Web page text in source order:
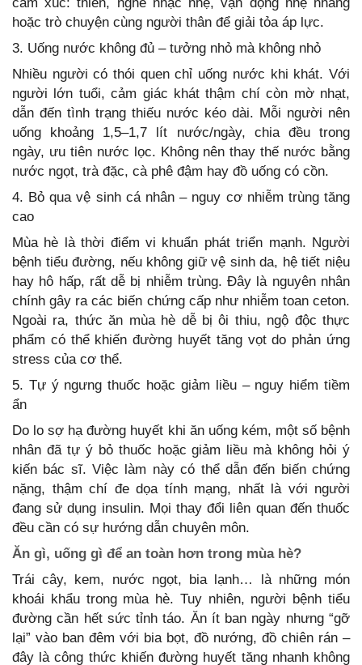
hoặc trò chuyện cùng người thân để giải tỏa áp lực.
3. Uống nước không đủ – tưởng nhỏ mà không nhỏ
Nhiều người có thói quen chỉ uống nước khi khát. Với
người lớn tuổi, cảm giác khát thậm chí còn mờ nhạt,
dẫn đến tình trạng thiếu nước kéo dài. Mỗi người nên
uống khoảng 1,5–1,7 lít nước/ngày, chia đều trong
ngày, ưu tiên nước lọc. Không nên thay thế nước bằng
nước ngọt, trà đặc, cà phê đậm hay đồ uống có cồn.
4. Bỏ qua vệ sinh cá nhân – nguy cơ nhiễm trùng tăng
cao
Mùa hè là thời điểm vi khuẩn phát triển mạnh. Người
bệnh tiểu đường, nếu không giữ vệ sinh da, hệ tiết niệu
hay hô hấp, rất dễ bị nhiễm trùng. Đây là nguyên nhân
chính gây ra các biến chứng cấp như nhiễm toan ceton.
Ngoài ra, thức ăn mùa hè dễ bị ôi thiu, ngộ độc thực
phẩm có thể khiến đường huyết tăng vọt do phản ứng
stress của cơ thể.
5. Tự ý ngưng thuốc hoặc giảm liều – nguy hiểm tiềm
ẩn
Do lo sợ hạ đường huyết khi ăn uống kém, một số bệnh
nhân đã tự ý bỏ thuốc hoặc giảm liều mà không hỏi ý
kiến bác sĩ. Việc làm này có thể dẫn đến biến chứng
nặng, thậm chí đe dọa tính mạng, nhất là với người
đang sử dụng insulin. Mọi thay đổi liên quan đến thuốc
đều cần có sự hướng dẫn chuyên môn.
Ăn gì, uống gì để an toàn hơn trong mùa hè?
Trái cây, kem, nước ngọt, bia lạnh… là những món
khoái khẩu trong mùa hè. Tuy nhiên, người bệnh tiểu
đường cần hết sức tỉnh táo. Ăn ít ban ngày nhưng “gỡ
lại” vào ban đêm với bia bọt, đồ nướng, đồ chiên rán –
đây là công thức khiến đường huyết tăng nhanh không